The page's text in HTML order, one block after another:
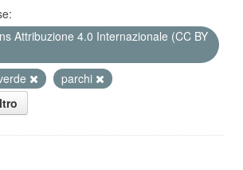
Attribuzione 4.0 Internazionale (CC BY
parchi